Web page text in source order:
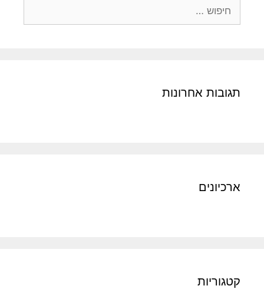
תגובות אחרונות
ארכיונים
קטגוריות